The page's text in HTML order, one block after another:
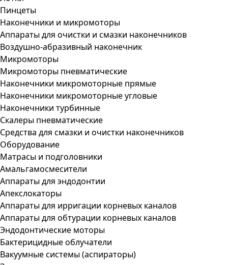
Пинцеты
Наконечники и микромоторы
Аппараты для очистки и смазки наконечников
Воздушно-абразивный наконечник
Микромоторы
Микромоторы пневматические
Наконечники микромоторные прямые
Наконечники микромоторные угловые
Наконечники турбинные
Скалеры пневматические
Средства для смазки и очистки наконечников
Оборудование
Матрасы и подголовники
Амальгамосмесители
Аппараты для эндодонтии
Апекслокаторы
Аппараты для ирригации корневых каналов
Аппараты для обтурации корневых каналов
Эндодонтические моторы
Бактерицидные облучатели
Вакуумные системы (аспираторы)